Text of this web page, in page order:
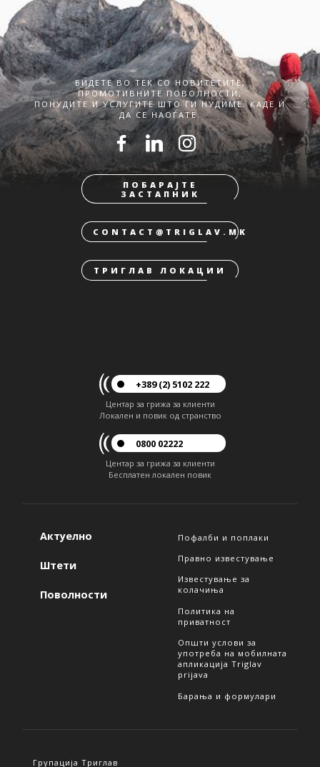
БИДЕТЕ ВО ТЕК СО НОВИТЕТИТЕ,
ПРОМОТИВНИТЕ ПОВОЛНОСТИ,
ПОНУДИТЕ И УСЛУГИТЕ ШТО ГИ НУДИМЕ. КАДЕ И
ДА СЕ НАОЃАТЕ.
ПОБАРАЈТЕ
ЗАСТАПНИК
CONTACT@TRIGLAV.MK
ТРИГЛАВ ЛОКАЦИИ
+389 (2) 5102 222
Центар за грижа за клиенти
Локален и повик од странство
0800 02222
Центар за грижа за клиенти
Бесплатен локален повик
Актуелно
Штети
Поволности
Пофалби и поплаки
Правно известување
Известување за
колачиња
Политика на
приватност
Општи услови за
употреба на мобилната
апликација Triglav
prijava
Барања и формулари
Групација Триглав